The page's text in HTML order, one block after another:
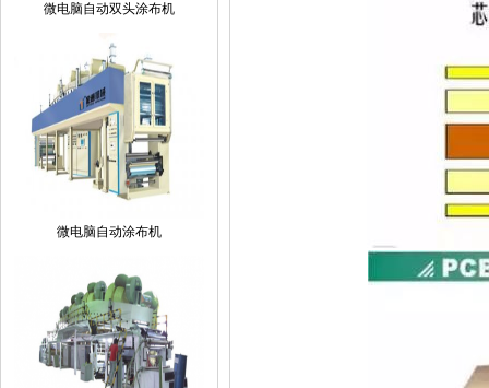
微电脑自动双头涂布机
微电脑自动涂布机